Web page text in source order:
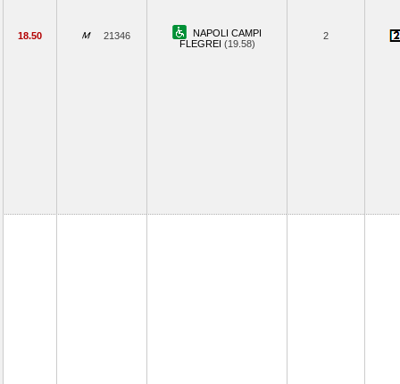
18.50 21346
NAPOLI CAMPI
FLEGREI (19.58)
2